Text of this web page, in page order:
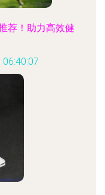
荐！助力高效健